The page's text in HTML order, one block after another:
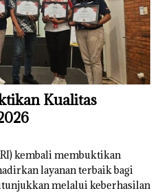
Kualitas
kembali membuktikan
layanan terbaik bagi
melalui keberhasilan